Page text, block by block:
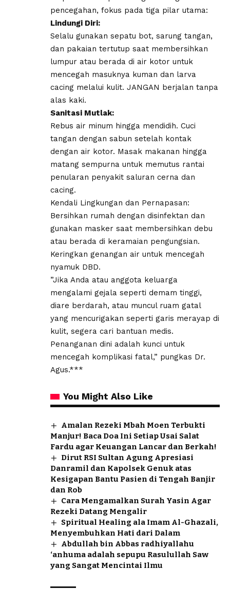
pencegahan, fokus pada tiga pilar utama:
​Lindungi Diri:
Selalu gunakan sepatu bot, sarung tangan,
dan pakaian tertutup saat membersihkan
lumpur atau berada di air kotor untuk
mencegah masuknya kuman dan larva
cacing melalui kulit. JANGAN berjalan tanpa
alas kaki.
​Sanitasi Mutlak:
Rebus air minum hingga mendidih. Cuci
tangan dengan sabun setelah kontak
dengan air kotor. Masak makanan hingga
matang sempurna untuk memutus rantai
penularan penyakit saluran cerna dan
cacing.
​Kendali Lingkungan dan Pernapasan:
Bersihkan rumah dengan disinfektan dan
gunakan masker saat membersihkan debu
atau berada di keramaian pengungsian.
Keringkan genangan air untuk mencegah
nyamuk DBD.
​”Jika Anda atau anggota keluarga
mengalami gejala seperti demam tinggi,
diare berdarah, atau muncul ruam gatal
yang mencurigakan seperti garis merayap di
kulit, segera cari bantuan medis.
Penanganan dini adalah kunci untuk
mencegah komplikasi fatal,” pungkas Dr.
Agus.***
You Might Also Like
Amalan Rezeki Mbah Moen Terbukti
Manjur! Baca Doa Ini Setiap Usai Salat
Fardu agar Keuangan Lancar dan Berkah!
Dirut RSI Sultan Agung Apresiasi
Danramil dan Kapolsek Genuk atas
Kesigapan Bantu Pasien di Tengah Banjir
dan Rob
Cara Mengamalkan Surah Yasin Agar
Rezeki Datang Mengalir
Spiritual Healing ala Imam Al-Ghazali,
Menyembuhkan Hati dari Dalam
Abdullah bin Abbas radhiyallahu
‘anhuma adalah sepupu Rasulullah Saw
yang Sangat Mencintai Ilmu